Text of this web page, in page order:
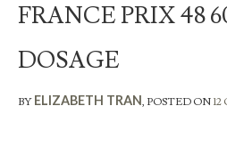
FRANCE PRIX 48
DOSAGE
BY ELIZABETH TRAN, POSTED ON 12